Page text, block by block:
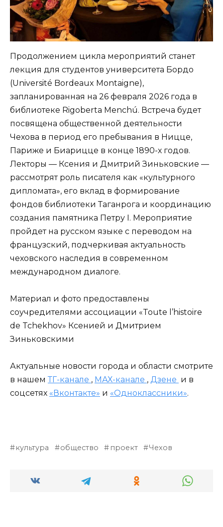
Продолжением цикла мероприятий станет
лекция для студентов университета Бордо
(Université Bordeaux Montaigne),
запланированная на 26 февраля 2026 года в
библиотеке Rigoberta Menchú. Встреча будет
посвящена общественной деятельности
Чехова в период его пребывания в Ницце,
Париже и Биарицце в конце 1890-х годов.
Лекторы — Ксения и Дмитрий Зиньковские —
рассмотрят роль писателя как «культурного
дипломата», его вклад в формирование
фондов библиотеки Таганрога и координацию
создания памятника Петру I. Мероприятие
пройдет на русском языке с переводом на
французский, подчеркивая актуальность
чеховского наследия в современном
международном диалоге.
Материал и фото предоставлены
соучредителями ассоциации «Toute l’histoire
de Tchekhov» Ксенией и Дмитрием
Зиньковскими
Актуальные новости города и области смотрите
в нашем ТГ-канале , МАХ-канале , Дзене и в
соцсетях «Вконтакте» и «Одноклассники».
культура общество проект Чехов